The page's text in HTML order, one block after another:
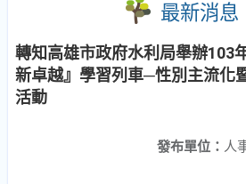
最新消息
轉知高雄市政府水利局舉辦103
新卓越』學習列車─性別主流化
活動
發布單位： 人